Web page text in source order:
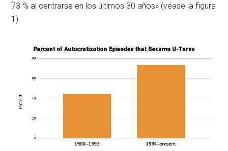
73 % al centrarse en los últimos 30 años» (véase la figura
1).